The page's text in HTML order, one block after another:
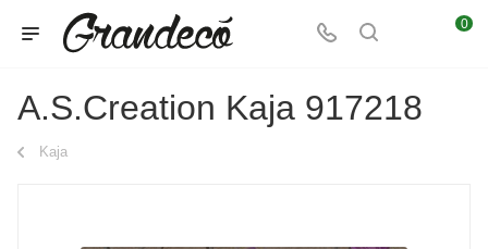
0
A.S.Creation Kaja 917218
Kaja